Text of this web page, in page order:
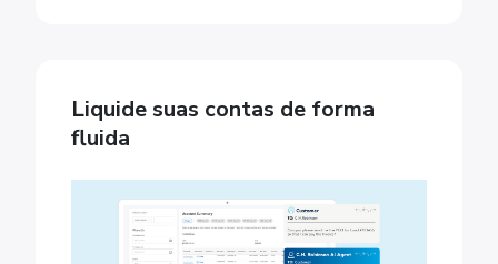
Liquide suas contas de forma
fluida